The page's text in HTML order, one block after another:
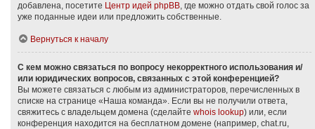
добавлена, посетите Центр идей phpBB, где можно отдать свой голос за
уже поданные идеи или предложить собственные.
Вернуться к началу
С кем можно связаться по вопросу некорректного использования и/
или юридических вопросов, связанных с этой конференцией?
Вы можете связаться с любым из администраторов, перечисленных в
списке на странице «Наша команда». Если вы не получили ответа,
свяжитесь с владельцем домена (сделайте whois lookup) или, если
конференция находится на бесплатном домене (например, chat.ru,